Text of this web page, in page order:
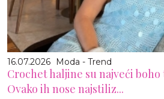
16.07.2026 Moda - Trend
Crochet haljine su najveći boho
Ovako ih nose najstiliz...